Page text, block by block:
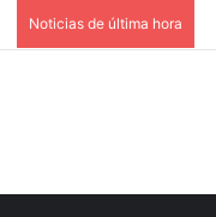
Noticias de última hora